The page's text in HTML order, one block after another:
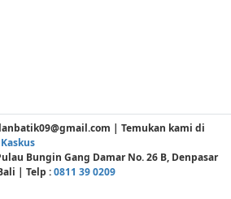
| Temukan kami di
Kaskus
Bungin Gang Damar No. 26 B, Denpasar
| Telp :0811 39 0209